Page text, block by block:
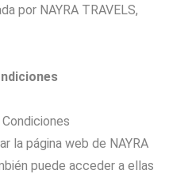
por NAYRA TRAVELS,
la página web de NAYRA
puede acceder a ellas